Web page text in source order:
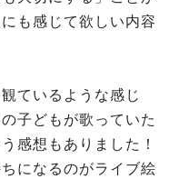
も感じて欲しい内容
ているような感じ
子どもが歌っていた
感想もありました！
になるのがライブ絵